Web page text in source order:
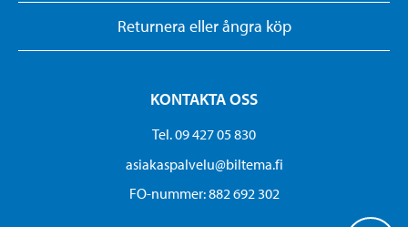
Returnera eller ångra köp
KONTAKTA OSS
Tel. 09 427 05 830
asiakaspalvelu@biltema.fi
FO-nummer:​ 882 692 302